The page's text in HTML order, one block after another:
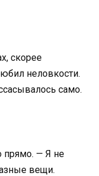
скорее
неловкости.
само.
прямо. — Я не
вещи.